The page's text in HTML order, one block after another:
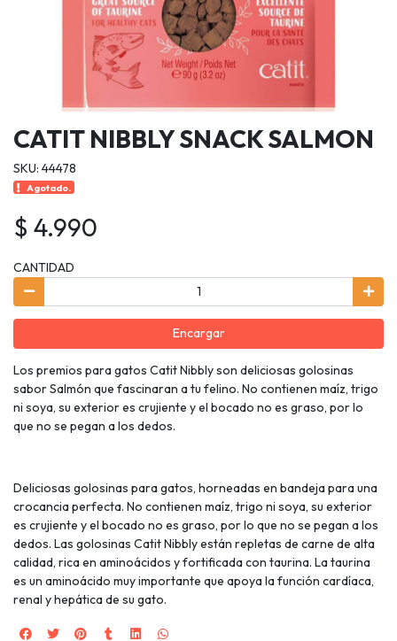
CATIT NIBBLY SNACK SALMON
SKU: 44478
Agotado.
$ 4.990
CANTIDAD
Encargar
Los premios para gatos Catit Nibbly son deliciosas golosinas
sabor Salmón que fascinaran a tu felino. No contienen maíz, trigo
ni soya, su exterior es crujiente y el bocado no es graso, por lo
que no se pegan a los dedos.
Deliciosas golosinas para gatos, horneadas en bandeja para una
crocancia perfecta. No contienen maíz, trigo ni soya, su exterior
es crujiente y el bocado no es graso, por lo que no se pegan a los
dedos. Las golosinas Catit Nibbly están repletas de carne de alta
calidad, rica en aminoácidos y fortificada con taurina. La taurina
es un aminoácido muy importante que apoya la función cardíaca,
renal y hepática de su gato.